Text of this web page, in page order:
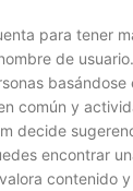
para tener
de
basándose
común y
decide
encontrar
contenido